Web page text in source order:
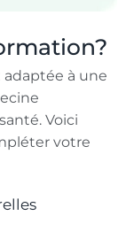
à une
Voici
votre